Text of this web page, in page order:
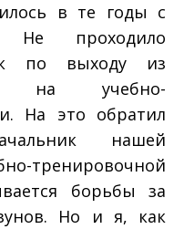
в те годы с
Не проходило
по выходу из
на учебно­-
На это обратил
нашей
тренировочной
борьбы за
Но и я, как